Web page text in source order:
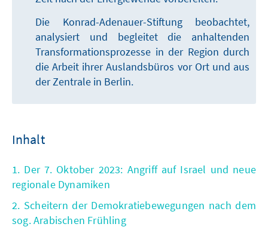
Die Konrad-Adenauer-Stiftung beobachtet,
analysiert und begleitet die anhaltenden
Transformationsprozesse in der Region durch
die Arbeit ihrer Auslandsbüros vor Ort und aus
der Zentrale in Berlin.
Inhalt
1. Der 7. Oktober 2023: Angriff auf Israel und neue
regionale Dynamiken
2. Scheitern der Demokratiebewegungen nach dem
sog. Arabischen Frühling